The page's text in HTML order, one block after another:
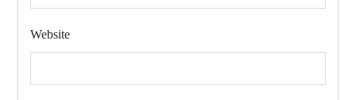
Website